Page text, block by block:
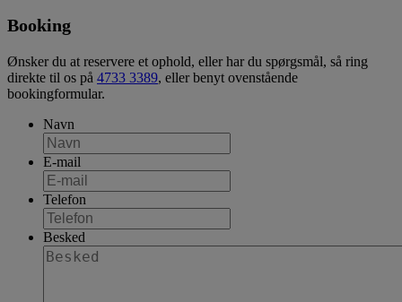
Booking
Ønsker du at reservere et ophold, eller har du spørgsmål, så ring
direkte til os på 4733 3389, eller benyt ovenstående
bookingformular.
Navn
E-mail
Telefon
Besked